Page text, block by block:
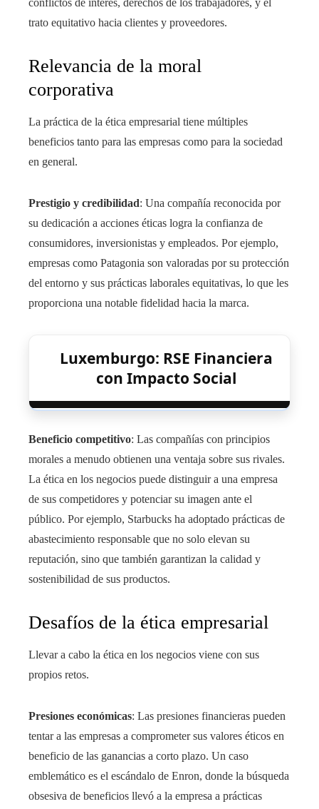
conflictos de interés, derechos de los trabajadores, y el
trato equitativo hacia clientes y proveedores.
Relevancia de la moral
corporativa
La práctica de la ética empresarial tiene múltiples
beneficios tanto para las empresas como para la sociedad
en general.
Prestigio y credibilidad: Una compañía reconocida por
su dedicación a acciones éticas logra la confianza de
consumidores, inversionistas y empleados. Por ejemplo,
empresas como Patagonia son valoradas por su protección
del entorno y sus prácticas laborales equitativas, lo que les
proporciona una notable fidelidad hacia la marca.
Luxemburgo: RSE Financiera
con Impacto Social
Beneficio competitivo: Las compañías con principios
morales a menudo obtienen una ventaja sobre sus rivales.
La ética en los negocios puede distinguir a una empresa
de sus competidores y potenciar su imagen ante el
público. Por ejemplo, Starbucks ha adoptado prácticas de
abastecimiento responsable que no solo elevan su
reputación, sino que también garantizan la calidad y
sostenibilidad de sus productos.
Desafíos de la ética empresarial
Llevar a cabo la ética en los negocios viene con sus
propios retos.
Presiones económicas: Las presiones financieras pueden
tentar a las empresas a comprometer sus valores éticos en
beneficio de las ganancias a corto plazo. Un caso
emblemático es el escándalo de Enron, donde la búsqueda
obsesiva de beneficios llevó a la empresa a prácticas